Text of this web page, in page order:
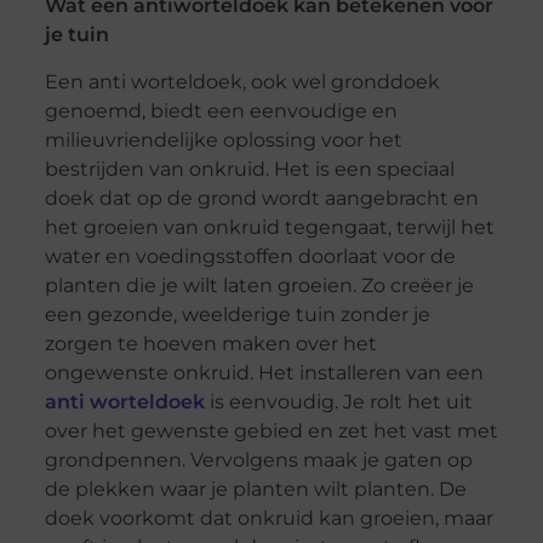
Wat een antiworteldoek kan betekenen voor
je tuin
Een anti worteldoek, ook wel gronddoek
genoemd, biedt een eenvoudige en
milieuvriendelijke oplossing voor het
bestrijden van onkruid. Het is een speciaal
doek dat op de grond wordt aangebracht en
het groeien van onkruid tegengaat, terwijl het
water en voedingsstoffen doorlaat voor de
planten die je wilt laten groeien. Zo creëer je
een gezonde, weelderige tuin zonder je
zorgen te hoeven maken over het
ongewenste onkruid. Het installeren van een
anti worteldoekis eenvoudig. Je rolt het uit
over het gewenste gebied en zet het vast met
grondpennen. Vervolgens maak je gaten op
de plekken waar je planten wilt planten. De
doek voorkomt dat onkruid kan groeien, maar